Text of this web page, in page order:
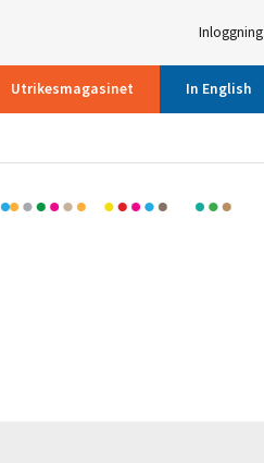
Inloggning
Utrikesmagasinet In English